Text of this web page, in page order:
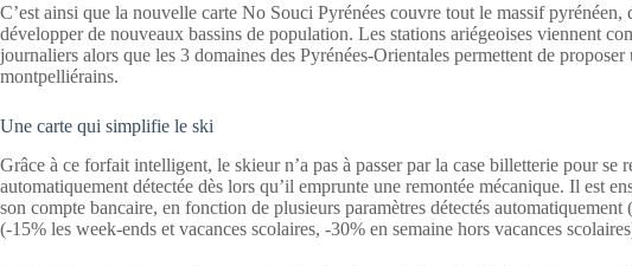
C’est ainsi que la nouvelle carte No Souci Pyrénées couvre tout le massif
développer de nouveaux bassins de population. Les stations ariégeoises viennent
journaliers alors que les 3 domaines des Pyrénées-Orientales permettent de
montpelliérains.
Une carte qui simplifie le ski
Grâce à ce forfait intelligent, le skieur n’a pas à passer par la case billetterie pour se
automatiquement détectée dès lors qu’il emprunte une remontée mécanique. Il est
son compte bancaire, en fonction de plusieurs paramètres détectés
(-15% les week-ends et vacances scolaires, -30% en semaine hors vacances